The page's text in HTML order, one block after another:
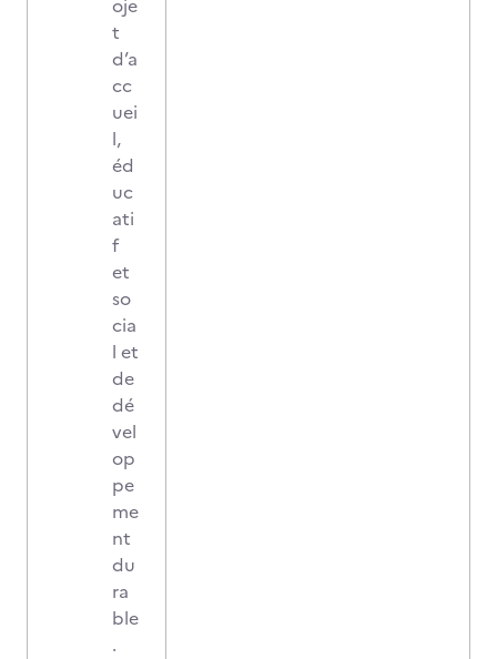
oje
t
d’a
cc
uei
l,
éd
uc
ati
f
et
so
cia
l et
de
dé
vel
op
pe
me
nt
du
ra
ble
.